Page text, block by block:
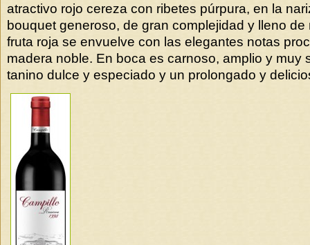
atractivo rojo cereza con ribetes púrpura, en la
bouquet generoso, de gran complejidad y lleno
fruta roja se envuelve con las elegantes notas
madera noble. En boca es carnoso, amplio y muy
tanino dulce y especiado y un prolongado y